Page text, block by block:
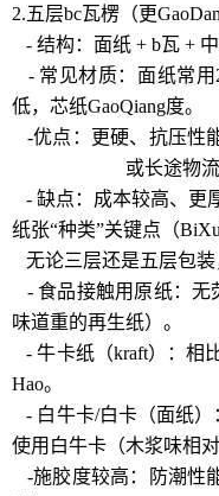
2.五层bc瓦楞（更
- 结构：面纸 + b瓦 +
- 常见材质：面纸常用
低，芯纸GaoQiang度。
-优点：更硬、抗压性
或长途物流
- 缺点：成本较高、更
纸张“种类”关键点（BiXu
无论三层还是五层包装
- 食品接触用原纸：无
味道重的再生纸）。
- 牛卡纸（kraft）：相
Hao。
- 白牛卡/白卡（面纸
使用白牛卡（木浆味相
-施胶度较高：防潮性